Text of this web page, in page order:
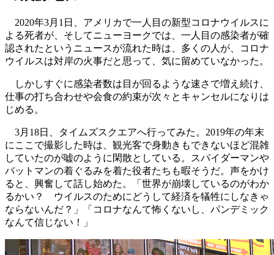
2020年3月1日、アメリカで一人目の新型コロナウイルスに
よる死者が、そしてニューヨークでは、一人目の感染者が確
認されたというニュースが流れた時は、多くの人が、コロナ
ウイルスは対岸の火事だと思って、気に留めていなかった。
しかしすぐに感染者数は目が回るような速さで増え続け、
仕事の打ち合わせや会食の約束が次々とキャンセルになりは
じめる。
3月18日、タイムズスクエアへ行ってみた。2019年の年末
にここで撮影した時は、観光客で身動きもできないほど混雑
していたのが嘘のように閑散としている。スパイダーマンや
バットマンの着ぐるみを着た役者たちも暇そうだ。声をかけ
ると、興奮して話し始めた。「世界が崩壊しているのがわか
るかい？ ウイルスのためにどうして経済を犠牲にしなきゃ
ならないんだ？」「コロナなんて怖くないし、パンデミック
なんて信じない！」